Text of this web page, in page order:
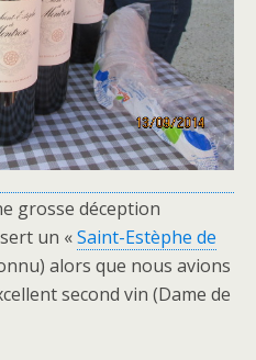
grosse déception
un «Saint-Estèphe de
alors que nous avions
second vin (Dame de